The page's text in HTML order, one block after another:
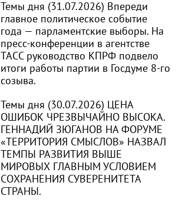
Темы дня (31.07.2026) Впереди
главное политическое событие
года — парламентские выборы. На
пресс-конференции в агентстве
ТАСС руководство КПРФ подвело
итоги работы партии в Госдуме 8-го
созыва.
Темы дня (30.07.2026) ЦЕНА
ОШИБОК ЧРЕЗВЫЧАЙНО ВЫСОКА.
ГЕННАДИЙ ЗЮГАНОВ НА ФОРУМЕ
«ТЕРРИТОРИЯ СМЫСЛОВ» НАЗВАЛ
ТЕМПЫ РАЗВИТИЯ ВЫШЕ
МИРОВЫХ ГЛАВНЫМ УСЛОВИЕМ
СОХРАНЕНИЯ СУВЕРЕНИТЕТА
СТРАНЫ.